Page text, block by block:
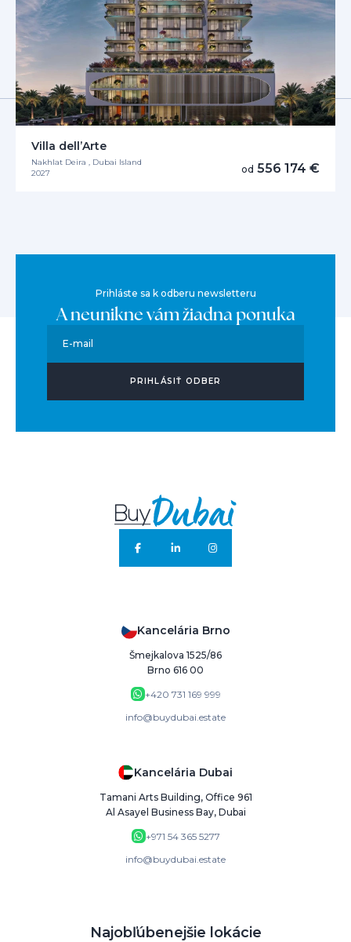
Villa dell’Arte
Nakhlat Deira , Dubai Island
2027
od 556 174 €
Prihláste sa k odberu newsletteru
A neunikne vám žiadna ponuka
E-mail
PRIHLÁSIŤ ODBER
Kancelária Brno
Šmejkalova 1525/86
Brno 616 00
+420 731 169 999
info@buydubai.estate
Kancelária Dubai
Tamani Arts Building, Office 961
Al Asayel Business Bay, Dubai
+971 54 365 5277
info@buydubai.estate
Najobľúbenejšie lokácie